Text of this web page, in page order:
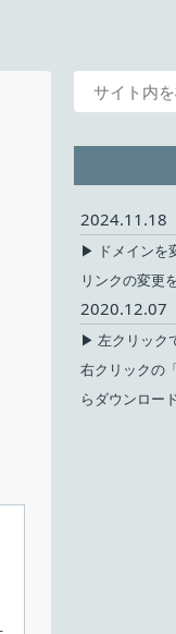
2024.11.18
▶ ドメインを
リンクの変更
2020.12.07
▶ 左クリック
右クリックの
らダウンロー